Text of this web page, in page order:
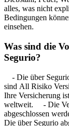
alles, was nicht
Bedingungen
einsehen.
Was sind die
Segurio?
- Die über
sind All Risiko
Ihre Versicherung
weltweit. - Die
abgeschlossen
Die über Segurio